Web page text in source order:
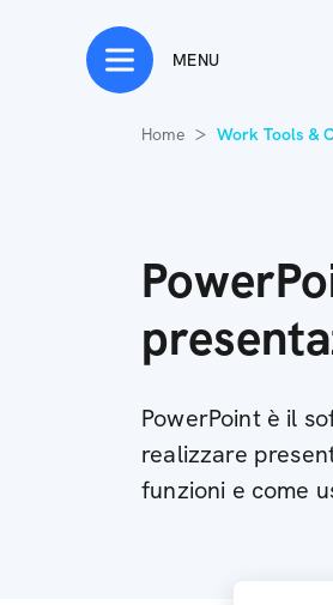
MENU
Home Work Tools &
PowerPoint è il
realizzare
funzioni e come